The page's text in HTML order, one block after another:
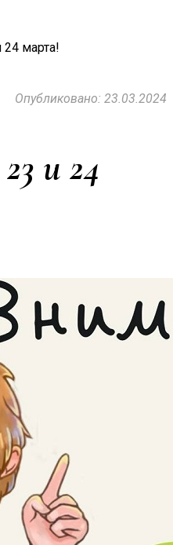
24 марта!
Опубликовано: 23.03.2024
и 24